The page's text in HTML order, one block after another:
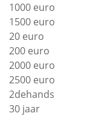
1000 euro
1500 euro
20 euro
200 euro
2000 euro
2500 euro
2dehands
30 jaar